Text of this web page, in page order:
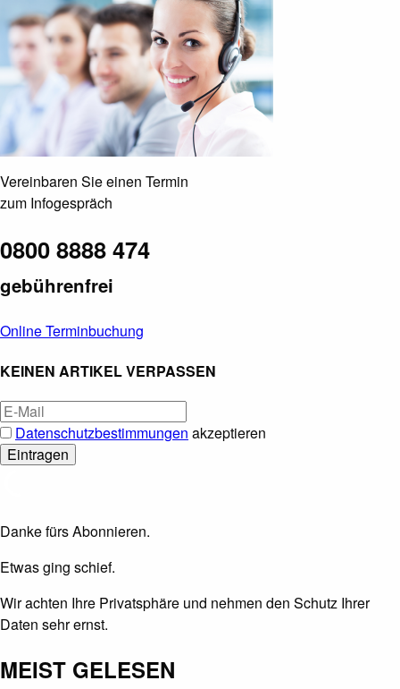
Vereinbaren Sie einen Termin
zum Infogespräch
0800 8888 474
gebührenfrei
Online Terminbuchung
KEINEN ARTIKEL VERPASSEN
Datenschutzbestimmungen akzeptieren
Danke fürs Abonnieren.
Etwas ging schief.
Wir achten Ihre Privatsphäre und nehmen den Schutz Ihrer
Daten sehr ernst.
MEIST GELESEN